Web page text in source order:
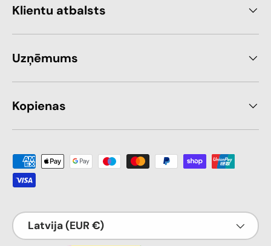
Klientu atbalsts
Uzņēmums
Kopienas
Maksājuma metode ir piemērota
ValstsLatvija (EUR €)